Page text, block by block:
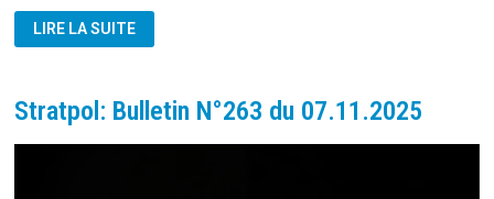
STRATPOL:
BULLETIN
LIRE LA SUITE
Stratpol: Bulletin N°263 du 07.11.2025